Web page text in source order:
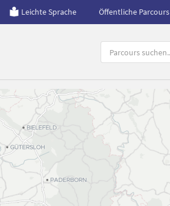
Leichte Sprache Öffentliche Parcours